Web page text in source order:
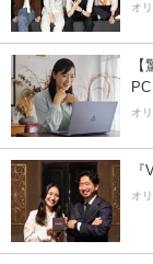
オ
PC
オ
オ